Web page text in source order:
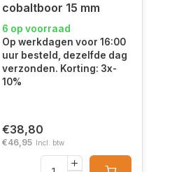
cobaltboor 15 mm
6 op voorraad
Op werkdagen voor 16:00
uur besteld, dezelfde dag
verzonden. Korting: 3x-
10%
€38,80
€46,95 Incl. btw